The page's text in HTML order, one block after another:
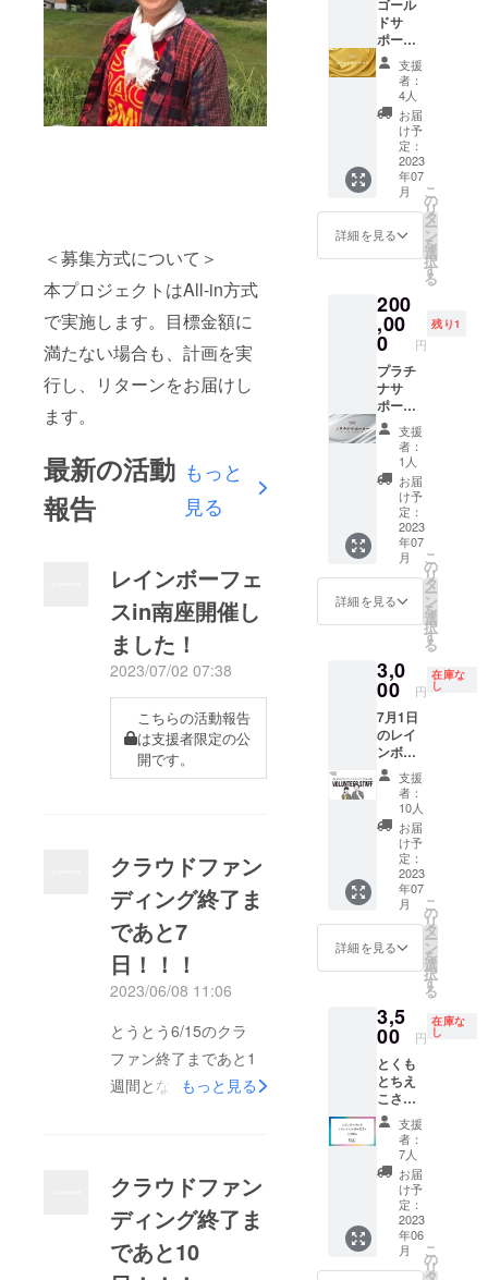
＜募集方式について＞
本プロジェクトはAll-in方式
で実施します。目標金額に
満たない場合も、計画を実
行し、リターンをお届けし
ます。
最新の活動
報告
もっと
見る
レインボーフェ
スin南座開催し
ました！
2023/07/02 07:38
こちらの活動報告
は支援者限定の公
開です。
クラウドファン
ディング終了ま
であと7
日！！！
2023/06/08 11:06
とうとう6/15のクラ
ファン終了まであと1
週間となりました！目
結婚式にお友達じゃな
くても参加できるの？
とよく聞かれるのです
が、むしろお友達じゃ
もっと見る
クラウドファン
ディング終了ま
であと10
で花道
を音楽
に合わ
せて往
復しま
す。看
板を掲
げるな
どお仕
事のア
ピール
をして
もいい
です
し、パ
マンス
をして
もいい
です。
お名前
の読み
上げと
ナレー
ション
をしま
すの
で、読
んでも
らいた
いお名
前とナ
レー
ション
の内容
をお伝
さい。5
人まで
のグ
ループ
でお申
し込み
も可
能。(グ
ループ
は全員
同時に
歩きま
す)簡単
な打ち
合わせ
がある
ので開
きま
す。
ドサ
ポー
ター
（７月1
日レイ
ンボー
フェス
in南
座） 当
日スポ
ンサー
として
お名前
を読み
上げま
場で貴
社名を
スク
リーン
に掲
載。
WEBサ
イトに
ロゴ(中)
掲載。
SNSで
発信一
回。 チ
ラシま
たはサ
ンプル
配布(希
望の場
合) 一般
席5名ご
支援
者：
4人
お届
け予
定：
2023
年07
月
詳細を見る
こ
の
リ
タ
ー
ン
を
選
択
す
る
200
,00
0 円
残り1
プラチ
ナサ
ポー
ター
（７月1
日レイ
ンボー
フェス
in南
座） 花
道を歩
く権利
付き 当
日花道
を歩い
て貴社
ピール
ができ
ます。
当日ス
ポン
サーと
してお
名前を
読み上
げま
す。 会
場で貴
社名を
スク
リーン
に掲
載。
掲載。
SNSで
発信一
回。 チ
ラシま
たはサ
ンプル
配布(希
望の場
合) 一般
席5名ご
招待
支援
者：
1人
お届
け予
定：
2023
年07
月
詳細を見る
こ
の
リ
タ
ー
ン
を
選
択
す
る
3,0
00 円
在庫な
し
7月1日
のレイ
ンボー
フェス
in南座
で当日
にボラ
ンティ
アス
タッフ
として
イベン
トをお
手伝い
をする
権利で
段は入
れない
南座の
ステー
ジ裏、
控え室
などに
はいれ
るスペ
シャル
な券で
す。 配
置など
詳細は
決まり
次第ご
支援
者：
10人
お届
け予
定：
2023
年07
月
詳細を見る
こ
の
リ
タ
ー
ン
を
選
択
す
る
3,5
00 円
在庫な
し
とくも
とちえ
こさん
のレイ
ンボー
パレオ
です。
写真２
枚目 体
に巻い
て着る
だけで
なく、
支援
者：
7人
お届
け予
定：
2023
年06
月
こ
の
リ
タ